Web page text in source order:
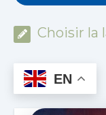
Choisir la
EN